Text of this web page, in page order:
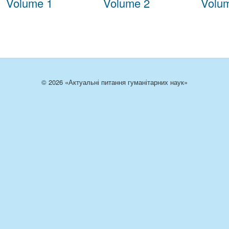
© 2026 «Актуальні питання гуманітарних наук»